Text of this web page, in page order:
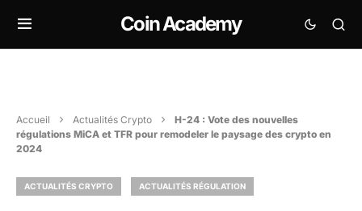
Coin Academy
Accueil Actualités Crypto
H-24 : Vote des nouvelles
régulations MiCA et TFR pour remodeler le paysage des crypto en
2024
ACTUALITÉS CRYPTO ACTUALITÉS RÉGULATION